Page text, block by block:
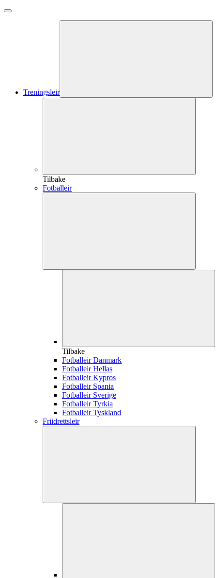
Treningsleir
Tilbake
Fotballeir
Tilbake
Fotballeir Danmark
Fotballeir Hellas
Fotballeir Kypros
Fotballeir Spania
Fotballeir Sverige
Fotballeir Tyrkia
Fotballeir Tyskland
Friidrettsleir